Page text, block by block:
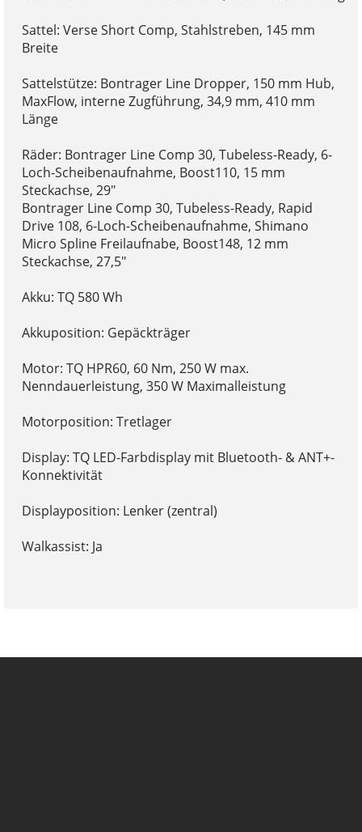
Sattel: Verse Short Comp, Stahlstreben, 145 mm
Breite
Sattelstütze: Bontrager Line Dropper, 150 mm Hub,
MaxFlow, interne Zugführung, 34,9 mm, 410 mm
Länge
Räder: Bontrager Line Comp 30, Tubeless-Ready, 6-
Loch-Scheibenaufnahme, Boost110, 15 mm
Steckachse, 29"
Bontrager Line Comp 30, Tubeless-Ready, Rapid
Drive 108, 6-Loch-Scheibenaufnahme, Shimano
Micro Spline Freilaufnabe, Boost148, 12 mm
Steckachse, 27,5"
Akku: TQ 580 Wh
Akkuposition: Gepäckträger
Motor: TQ HPR60, 60 Nm, 250 W max.
Nenndauerleistung, 350 W Maximalleistung
Motorposition: Tretlager
Display: TQ LED-Farbdisplay mit Bluetooth- & ANT+-
Konnektivität
Displayposition: Lenker (zentral)
Walkassist: Ja